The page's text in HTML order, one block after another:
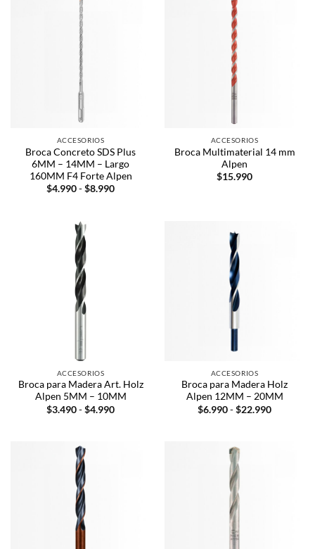
ACCESORIOS
Broca Concreto SDS Plus
6MM – 14MM – Largo
160MM F4 Forte Alpen
$4.990-$8.990
ACCESORIOS
Broca Multimaterial 14 mm
Alpen
$15.990
ACCESORIOS
Broca para Madera Art. Holz
Alpen 5MM – 10MM
$3.490-$4.990
ACCESORIOS
Broca para Madera Holz
Alpen 12MM – 20MM
$6.990-$22.990